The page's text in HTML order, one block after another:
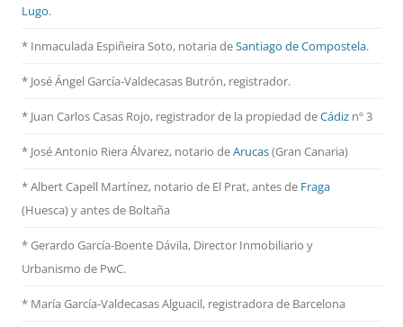
Lugo.
* Inmaculada Espiñeira Soto, notaria deSantiago de Compostela.
* José Ángel García-Valdecasas Butrón, registrador.
* Juan Carlos Casas Rojo, registrador de la propiedad deCádiz nº 3
* José Antonio Riera Álvarez, notario deArucas(Gran Canaria)
* Albert Capell Martínez, notario de El Prat, antes de Fraga
(Huesca) y antes de Boltaña
* Gerardo García-Boente Dávila, Director Inmobiliario y
Urbanismo de PwC.
* María García-Valdecasas Alguacil, registradora de Barcelona